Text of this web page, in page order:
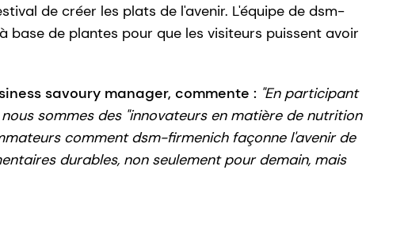
de créer les plats de l'avenir. L'équipe de dsm-
base de plantes pour que les visiteurs puissent avoir
savoury manager, commente : "En participant
sommes des "innovateurs en matière de nutrition
comment dsm-firmenich façonne l'avenir de
durables, non seulement pour demain, mais